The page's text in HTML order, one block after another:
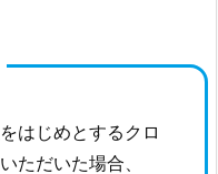
はじめとするクロ
ただいた場合、